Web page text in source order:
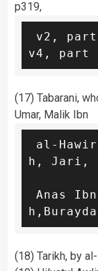
p319,
v4, part
(17) Tabarani,
Umar, Malik Ibn
h, Jari,
(18) Tarikh, by